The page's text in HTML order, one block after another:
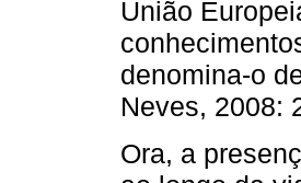
União
denomina-o
Neves, 2008:
Ora, a